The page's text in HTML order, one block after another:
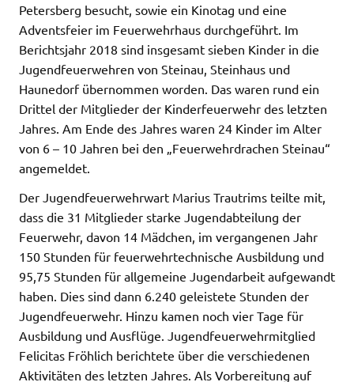
Petersberg besucht, sowie ein Kinotag und eine
Adventsfeier im Feuerwehrhaus durchgeführt. Im
Berichtsjahr 2018 sind insgesamt sieben Kinder in die
Jugendfeuerwehren von Steinau, Steinhaus und
Haunedorf übernommen worden. Das waren rund ein
Drittel der Mitglieder der Kinderfeuerwehr des letzten
Jahres. Am Ende des Jahres waren 24 Kinder im Alter
von 6 – 10 Jahren bei den „Feuerwehrdrachen Steinau“
angemeldet.
Der Jugendfeuerwehrwart Marius Trautrims teilte mit,
dass die 31 Mitglieder starke Jugendabteilung der
Feuerwehr, davon 14 Mädchen, im vergangenen Jahr
150 Stunden für feuerwehrtechnische Ausbildung und
95,75 Stunden für allgemeine Jugendarbeit aufgewandt
haben. Dies sind dann 6.240 geleistete Stunden der
Jugendfeuerwehr. Hinzu kamen noch vier Tage für
Ausbildung und Ausflüge. Jugendfeuerwehrmitglied
Felicitas Fröhlich berichtete über die verschiedenen
Aktivitäten des letzten Jahres. Als Vorbereitung auf